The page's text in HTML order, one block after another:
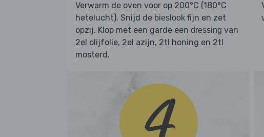
Verwarm de oven voor op 200°C (180°C
hetelucht). Snijd de bieslook fijn en zet
opzij. Klop met een garde een dressing van
2el olijfolie, 2el azijn, 2tl honing en 2tl
mosterd.